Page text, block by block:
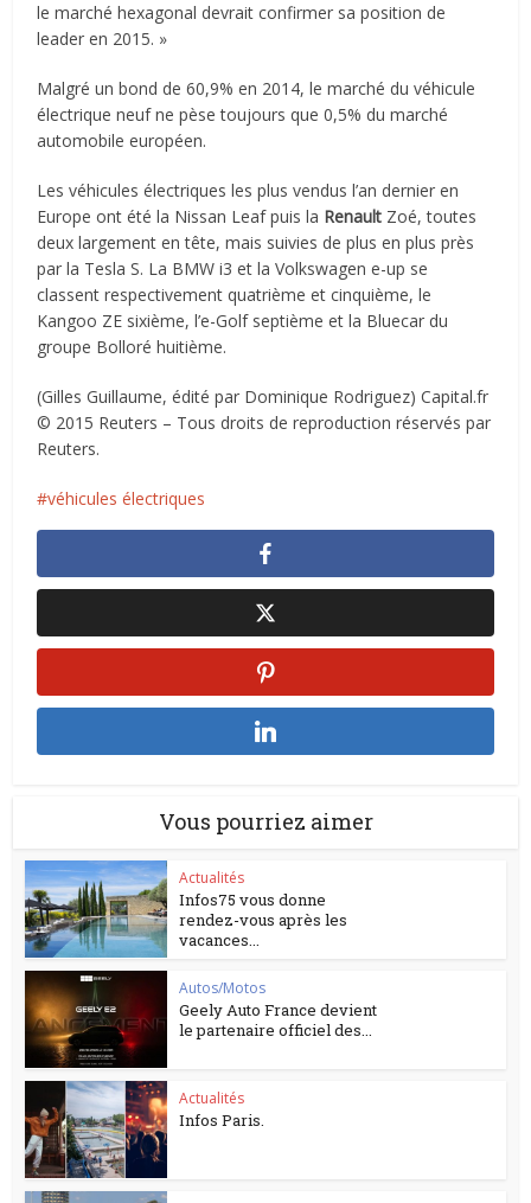
le marché hexagonal devrait confirmer sa position de
leader en 2015. »
Malgré un bond de 60,9% en 2014, le marché du véhicule
électrique neuf ne pèse toujours que 0,5% du marché
automobile européen.
Les véhicules électriques les plus vendus l’an dernier en
Europe ont été la Nissan Leaf puis la Renault Zoé, toutes
deux largement en tête, mais suivies de plus en plus près
par la Tesla S. La BMW i3 et la Volkswagen e-up se
classent respectivement quatrième et cinquième, le
Kangoo ZE sixième, l’e-Golf septième et la Bluecar du
groupe Bolloré huitième.
(Gilles Guillaume, édité par Dominique Rodriguez) Capital.fr
© 2015 Reuters – Tous droits de reproduction réservés par
Reuters.
véhicules électriques
Vous pourriez aimer
Actualités
Infos75 vous donne
rendez-vous après les
vacances...
Autos/Motos
Geely Auto France devient
le partenaire officiel des...
Actualités
Infos Paris.